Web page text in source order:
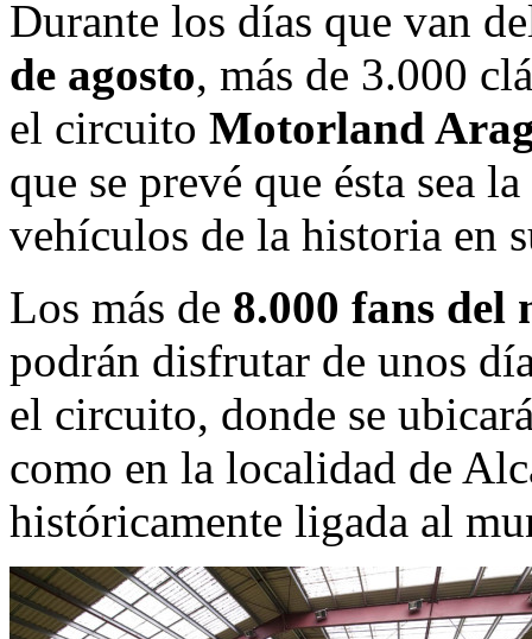
Durante los días que van
de agosto, más de 3.000
el circuito Motorland
que se prevé que ésta sea
vehículos de la historia en
Los más de 8.000 fans del
podrán disfrutar de unos
el circuito, donde se
como en la localidad de
históricamente ligada al